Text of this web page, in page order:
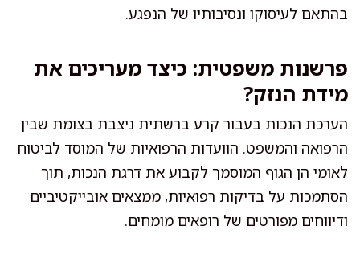
בהתאם לעיסוקו ונסיבותיו של הנפגע.
פרשנות משפטית: כיצד מעריכים את
מידת הנזק?
הערכת הנכות בעבור קרע ברשתית ניצבת בצומת שבין
הרפואה והמשפט. הוועדות הרפואיות של המוסד לביטוח
לאומי הן הגוף המוסמך לקבוע את דרגת הנכות, תוך
הסתמכות על בדיקות רפואיות, ממצאים אובייקטיביים
ודיווחים מפורטים של רופאים מומחים.